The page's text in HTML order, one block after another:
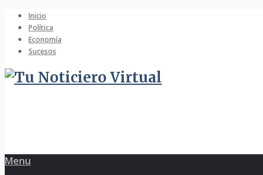
Inicio
Política
Economía
Sucesos
Menu